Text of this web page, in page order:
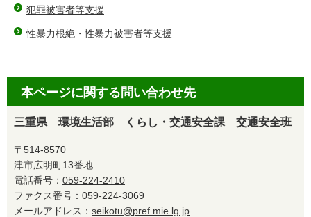
犯罪被害者等支援
性暴力根絶・性暴力被害者等支援
本ページに関する問い合わせ先
三重県 環境生活部 くらし・交通安全課 交通安全班
〒514-8570
津市広明町13番地
電話番号： 059-224-2410
ファクス番号：059-224-3069
メールアドレス： seikotu@pref.mie.lg.jp